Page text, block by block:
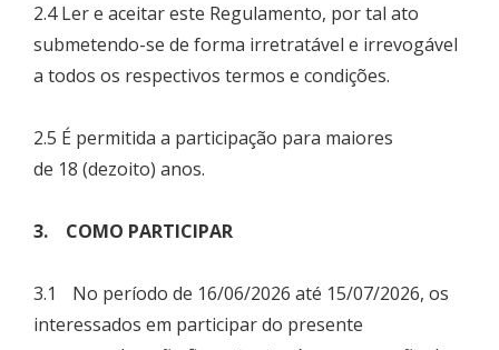
2.4 Ler e aceitar este Regulamento, por tal ato
submetendo-se de forma irretratável e irrevogável
a todos os respectivos termos e condições.
2.5 É permitida a participação para maiores
de 18 (dezoito) anos.
3. COMO PARTICIPAR
3.1 No período de 16/06/2026 até 15/07/2026, os
interessados em participar do presente